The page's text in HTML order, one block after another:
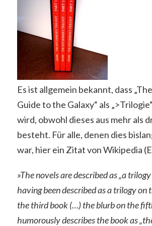
Es ist allgemein bekannt, dass
Guide to the Galaxy“ als
wird, obwohl dieses aus mehr als
besteht. Für alle, denen dies
war, hier ein Zitat von Wikipedia
»The novels are described as „a
having been described as a trilogy on
the third book (…) the blurb on the
humorously describes the book as